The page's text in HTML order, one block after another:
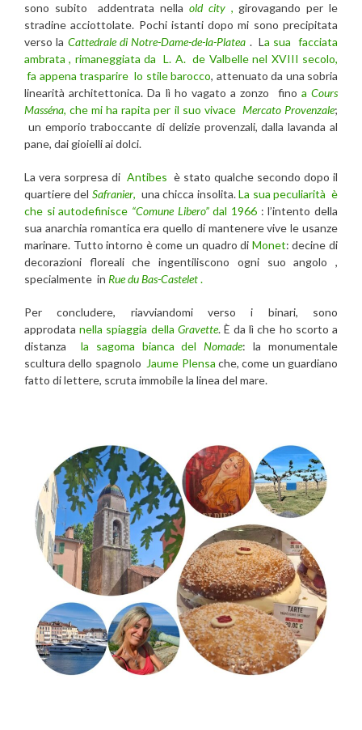
sono subito addentrata nella old city, girovagando per le
stradine acciottolate. Pochi istanti dopo mi sono precipitata
verso la Cattedrale di Notre-Dame-de-la-Platea . La sua facciata
ambrata , rimaneggiata da L. A. de Valbelle nel XVIII secolo,
fa appena trasparire lo stile barocco, attenuato da una sobria
linearità architettonica. Da lì ho vagato a zonzo fino aCours
Masséna, che mi ha rapita per il suo vivace Mercato Provenzale;
un emporio traboccante di delizie provenzali, dalla lavanda al
pane, dai gioielli ai dolci.
La vera sorpresa di Antibes è stato qualche secondo dopo il
quartiere del Safranier, una chicca insolita.La sua peculiarità è
che si autodefinisce “Comune Libero”dal 1966 : l’intento della
sua anarchia romantica era quello di mantenere vive le usanze
marinare. Tutto intorno è come un quadro di Monet: decine di
decorazioni floreali che ingentiliscono ogni suo angolo ,
specialmente in Rue du Bas-Castelet.
Per concludere, riavviandomi verso i binari, sono
approdatanella spiaggia della Gravette. È da lì che ho scorto a
distanza la sagoma bianca delNomade: la monumentale
scultura dello spagnoloJaume Plensa che, come un guardiano
fatto di lettere, scruta immobile la linea del mare.